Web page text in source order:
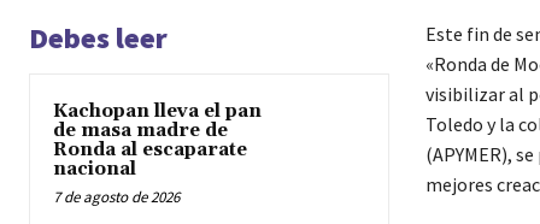
Debes leer
Kachopan lleva el pan
de masa madre de
Ronda al escaparate
nacional
7 de agosto de 2026
Este fin de
«Ronda de
visibilizar al
Toledo y la
(APYMER),
mejores